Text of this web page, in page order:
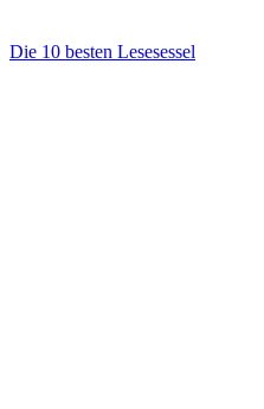
Die 10 besten Lesesessel